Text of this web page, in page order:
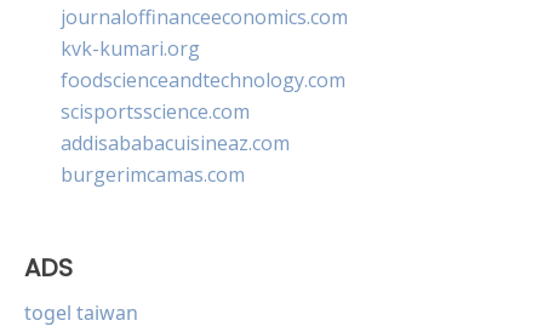
journaloffinanceeconomics.com
kvk-kumari.org
foodscienceandtechnology.com
scisportsscience.com
addisababacuisineaz.com
burgerimcamas.com
ADS
togel taiwan